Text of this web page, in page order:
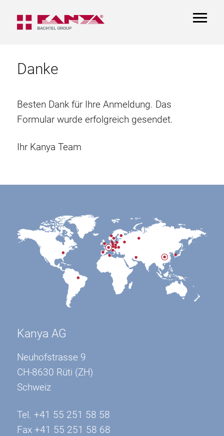
Danke
Besten Dank für Ihre Anmeldung. Das
Formular wurde erfolgreich gesendet.
Ihr Kanya Team
Kanya AG
Neuhofstrasse 9
CH-8630 Rüti (ZH)
Schweiz
Tel. +41 55 251 58 58
Fax +41 55 251 58 68